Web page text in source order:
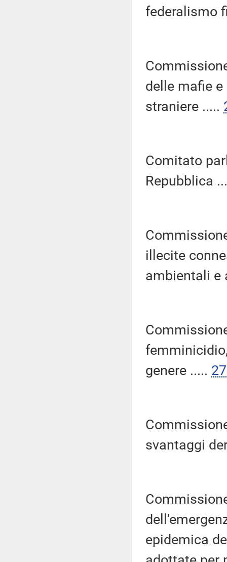
federalismo
delle mafie
straniere .....
Comitato
Repubblica
illecite
ambientali e
genere .....
svantaggi
epidemica